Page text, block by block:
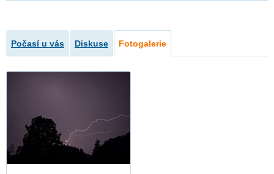
Počasí u vás Diskuse Fotogalerie